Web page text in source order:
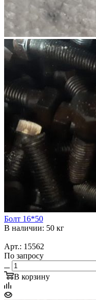
Болт 16*50
В наличии: 50 кг
Арт.: 15562
По запросу
В корзину